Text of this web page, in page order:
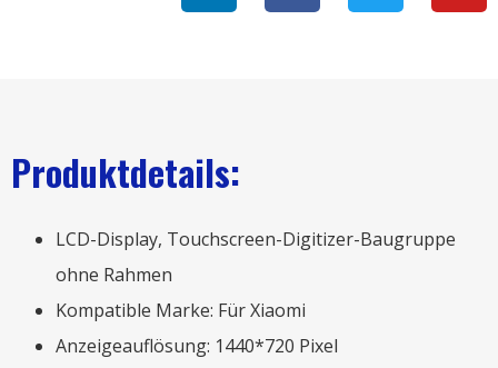
Produktdetails:
LCD-Display, Touchscreen-Digitizer-Baugruppe
ohne Rahmen
Kompatible Marke: Für Xiaomi
Anzeigeauflösung: 1440*720 Pixel